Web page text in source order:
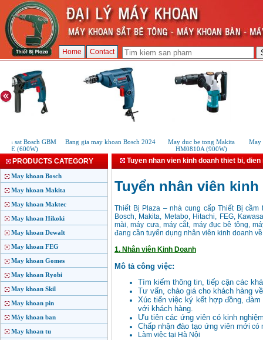
Home Contact
sat Bosch GBM
(600W)
Bang gia may khoan Bosch 2024
May duc be tong Makita
HM0810A (900W)
May
PRODUCTS CATEGORY
May khoan Bosch
May hkoan Makita
May khoan Maktec
May khoan Hikoki
May khoan Dewalt
May khoan FEG
May khoan Gomes
May khoan Ryobi
May khoan Skil
May khoan pin
Máy khoan ban
May khoan tu
Tuyen nhan vien kinh doanh thiet bi, dien
Tuyển nhân viên
Thiết Bị Plaza – nhà cung cấp Thiết Bị
Bosch, Makita, Metabo, Hitachi, FEG,
mài, máy cưa, máy cắt, máy đục bê tông,
đang cần tuyển dụng nhân viên kinh doanh
1. Nhân viên Kinh Doanh
Mô tả công việc:
Tìm kiếm thông tin, tiếp cận các
Tư vấn, chào giá cho khách hàng
Xúc tiến việc ký kết hợp đồng,
với khách hàng.
Ưu tiên các ứng viên có kinh
Chấp nhận đào tạo ứng viên mới có
Làm việc tại Hà Nội